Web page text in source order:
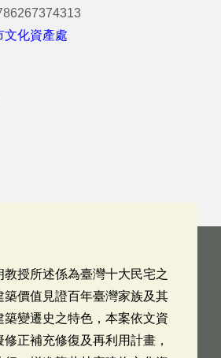
文化資產處
教授所述係為臺灣十大民宅之
築價值見證百年臺灣家族及其
築變遷史之特色，本案依文資
正補充修復及再利用計畫，